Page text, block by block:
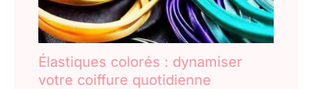
avec 50% de matériaux
recyclés, pour un choix
plus conscient.
Élastiques colorés : dynamiser
votre coiffure quotidienne